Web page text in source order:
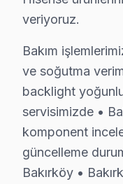
Hisense TV
✓ 15+ Yıl Deneyim
✓ Yazılı Garanti
veriyoruz.
Bakım
ve soğutma
backlight
servisimizde •
komponent
güncelleme
Bakırköy •